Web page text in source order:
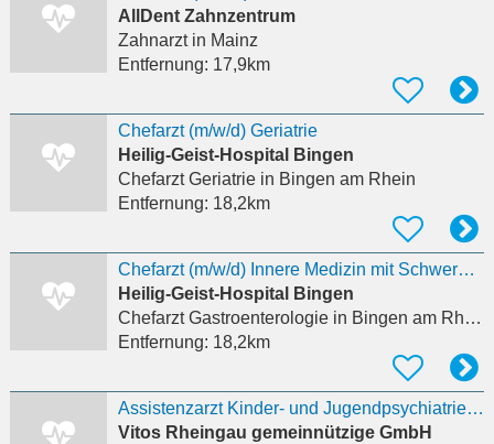
AllDent Zahnzentrum
Zahnarztin Mainz
Entfernung: 17,9km
Chefarzt (m/w/d) Geriatrie
Heilig-Geist-Hospital Bingen
Chefarzt Geriatriein Bingen am Rhein
Entfernung: 18,2km
Chefarzt (m/w/d) Innere Medizin mit Schwerpunkt Gastroenterologie
Heilig-Geist-Hospital Bingen
Chefarzt Gastroenterologiein Bingen am Rhein
Entfernung: 18,2km
Assistenzarzt Kinder- und Jugendpsychiatrie Stationsäquivalente Behandlung (StäB) (m/w/d)
Vitos Rheingau gemeinnützige GmbH